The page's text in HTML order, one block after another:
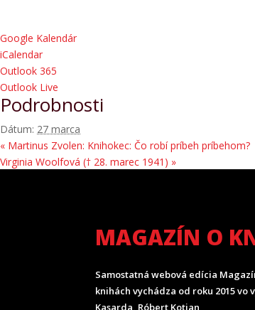
Google Kalendár
iCalendar
Outlook 365
Outlook Live
Podrobnosti
Dátum: 27 marca
« Martinus Zvolen: Knihokec: Čo robí príbeh príbehom?
Virginia Woolfová († 28. marec 1941) »
MAGAZÍN O
Samostatná webová edícia
knihách vychádza od roku 2015 vo
Kasarda, Róbert Kotian